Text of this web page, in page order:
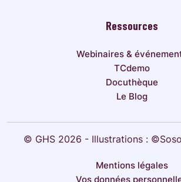
Ressources
Webinaires &
TCdemo
Docuthèque
Le Blog
© GHS 2026 - Illustrations :
Mentions légales
Vos données